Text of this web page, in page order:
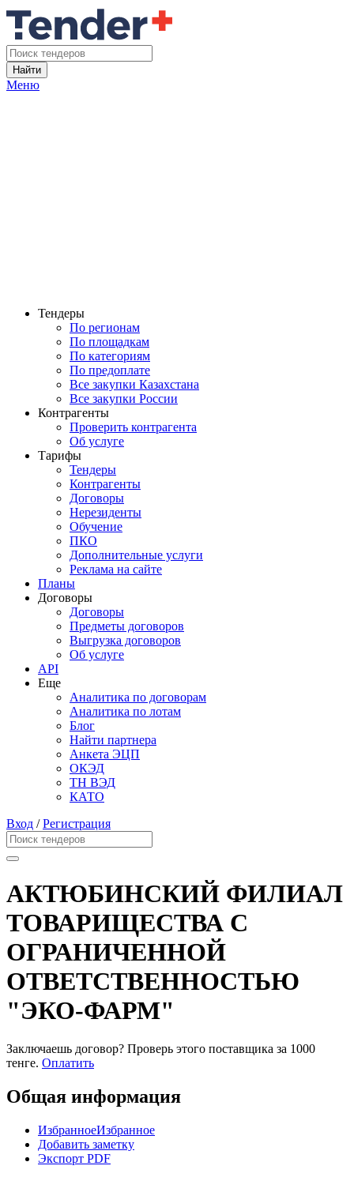
Найти
Меню
Тендеры
По регионам
По площадкам
По категориям
По предоплате
Все закупки Казахстана
Все закупки России
Контрагенты
Проверить контрагента
Об услуге
Тарифы
Тендеры
Контрагенты
Договоры
Нерезиденты
Обучение
ПКО
Дополнительные услуги
Реклама на сайте
Планы
Договоры
Договоры
Предметы договоров
Выгрузка договоров
Об услуге
API
Еще
Аналитика по договорам
Аналитика по лотам
Блог
Найти партнера
Анкета ЭЦП
ОКЭД
ТН ВЭД
КАТО
Вход /Регистрация
АКТЮБИНСКИЙ ФИЛИАЛ
ТОВАРИЩЕСТВА С
ОГРАНИЧЕННОЙ
ОТВЕТСТВЕННОСТЬЮ
"ЭКО-ФАРМ"
Заключаешь договор? Проверь этого поставщика за 1000
тенге. Оплатить
Общая информация
ИзбранноеИзбранное
Добавить заметку
Экспорт PDF